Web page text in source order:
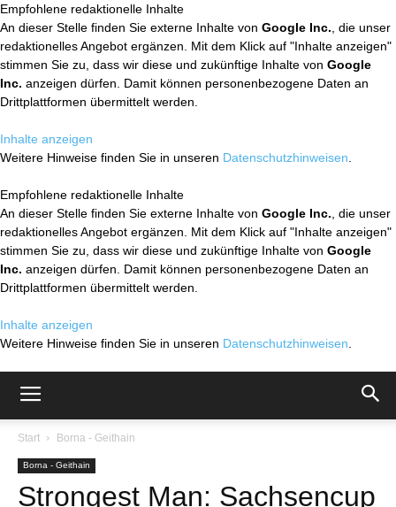
Empfohlene redaktionelle Inhalte
An dieser Stelle finden Sie externe Inhalte von Google Inc. , die unser
redaktionelles Angebot ergänzen. Mit dem Klick auf "Inhalte anzeigen"
stimmen Sie zu, dass wir diese und zukünftige Inhalte von Google
Inc. anzeigen dürfen. Damit können personenbezogene Daten an
Drittplattformen übermittelt werden.
Inhalte anzeigen
Weitere Hinweise finden Sie in unseren Datenschutzhinweisen
Empfohlene redaktionelle Inhalte
An dieser Stelle finden Sie externe Inhalte von Google Inc. , die unser
redaktionelles Angebot ergänzen. Mit dem Klick auf "Inhalte anzeigen"
stimmen Sie zu, dass wir diese und zukünftige Inhalte von Google
Inc. anzeigen dürfen. Damit können personenbezogene Daten an
Drittplattformen übermittelt werden.
Inhalte anzeigen
Weitere Hinweise finden Sie in unseren Datenschutzhinweisen
Start Borna - Geithain
Borna - Geithain
Strongest Man: Sachsencup